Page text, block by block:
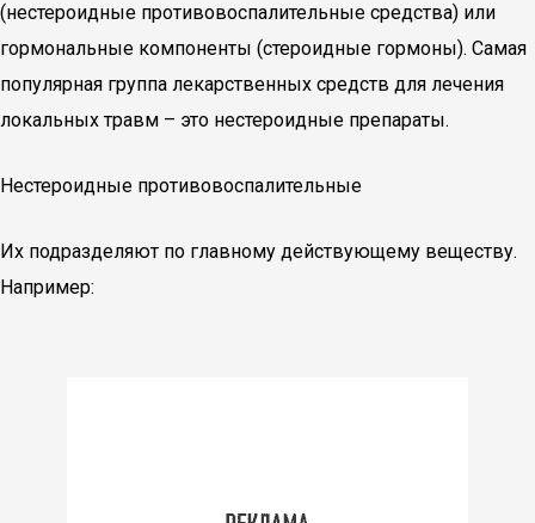
(нестероидные противовоспалительные средства) или
гормональные компоненты (стероидные гормоны). Самая
популярная группа лекарственных средств для лечения
локальных травм – это нестероидные препараты.
Нестероидные противовоспалительные
Их подразделяют по главному действующему веществу.
Например: